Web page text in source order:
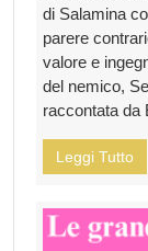
di Salamina
parere
valore e
del nemico,
raccontata da
Leggi Tutto